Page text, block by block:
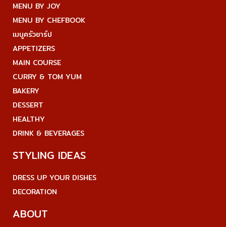
MENU BY JOY
MENU BY CHEFBOOK
เมนูครัวชาร์ป
APPETIZERS
MAIN COURSE
CURRY & TOM YUM
BAKERY
DESSERT
HEALTHY
DRINK & BEVERAGES
STYLING IDEAS
DRESS UP YOUR DISHES
DECORATION
ABOUT